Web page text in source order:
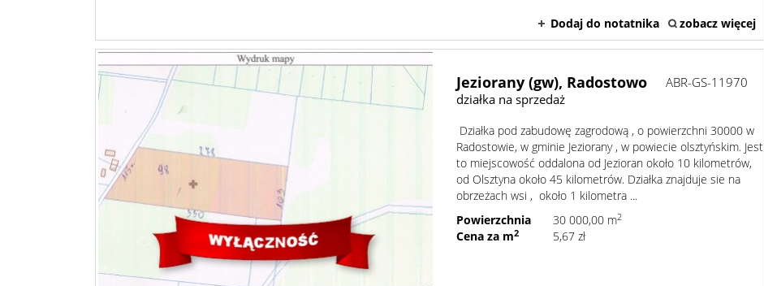
Dodaj do notatnika zobacz więcej
Jeziorany (gw), Radostowo
działka na sprzedaż
ABR-GS-11970
Działka pod zabudowę zagrodową , o powierzchni 30000 w
Radostowie, w gminie Jeziorany , w powiecie olsztyńskim. Jest
to miejscowość oddalona od Jezioran około 10 kilometrów,
od Olsztyna około 45 kilometrów. Działka znajduje sie na
obrzeżach wsi , około 1 kilometra ...
Powierzchnia
30 000,00 m2
Cena za m2 5,67 zł